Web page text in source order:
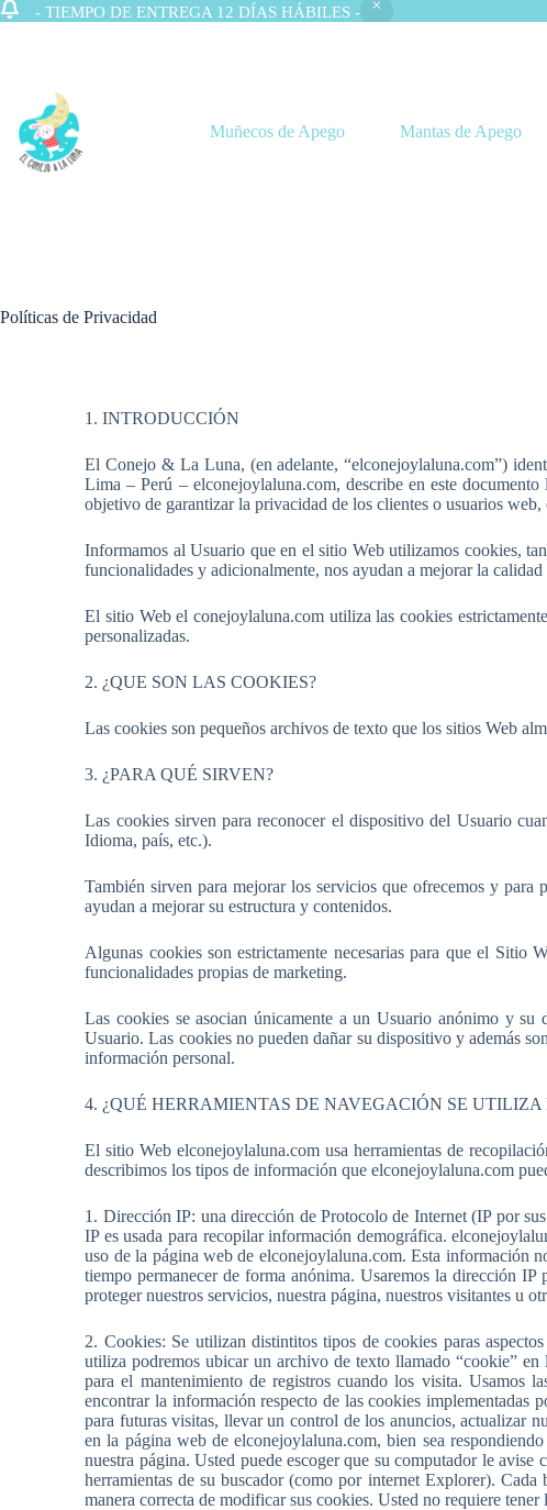
- TIEMPO DE ENTREGA 12 DÍAS HÁBILES -
Muñecos de Apego Mantas de Apego
Políticas de Privacidad
1. INTRODUCCIÓN
El Conejo & La Luna, (en adelante, “elconejoylaluna.com”)
Lima – Perú – elconejoylaluna.com, describe en este
objetivo de garantizar la privacidad de los clientes o usuarios web,
Informamos al Usuario que en el sitio Web utilizamos cookies,
funcionalidades y adicionalmente, nos ayudan a mejorar la
El sitio Web el conejoylaluna.com utiliza las cookies
personalizadas.
2. ¿QUE SON LAS COOKIES?
Las cookies son pequeños archivos de texto que los sitios Web
3. ¿PARA QUÉ SIRVEN?
Las cookies sirven para reconocer el dispositivo del Usuario
Idioma, país, etc.).
También sirven para mejorar los servicios que ofrecemos y
ayudan a mejorar su estructura y contenidos.
Algunas cookies son estrictamente necesarias para que el Sitio
funcionalidades propias de marketing.
Las cookies se asocian únicamente a un Usuario anónimo y su
Usuario. Las cookies no pueden dañar su dispositivo y además
información personal.
4. ¿QUÉ HERRAMIENTAS DE NAVEGACIÓN SE
El sitio Web elconejoylaluna.com usa herramientas de
describimos los tipos de información que elconejoylaluna.com
1. Dirección IP: una dirección de Protocolo de Internet (IP por
IP es usada para recopilar información demográfica.
uso de la página web de elconejoylaluna.com. Esta información
tiempo permanecer de forma anónima. Usaremos la dirección
proteger nuestros servicios, nuestra página, nuestros visitantes u
2. Cookies: Se utilizan distintitos tipos de cookies paras
utiliza podremos ubicar un archivo de texto llamado “cookie”
para el mantenimiento de registros cuando los visita. Usamos
encontrar la información respecto de las cookies implementadas
para futuras visitas, llevar un control de los anuncios, actualizar
en la página web de elconejoylaluna.com, bien sea
nuestra página. Usted puede escoger que su computador le
herramientas de su buscador (como por internet Explorer).
manera correcta de modificar sus cookies. Usted no requiere